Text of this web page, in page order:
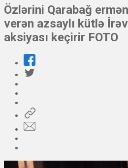
Özlərini Qarabağ
verən azsaylı kütlə
aksiyası keçirir FOTO